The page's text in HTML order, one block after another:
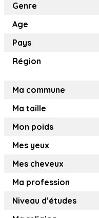
Genre
Age
Pays
Région
Ma commune
Ma taille
Mon poids
Mes yeux
Mes cheveux
Ma profession
Niveau d’études